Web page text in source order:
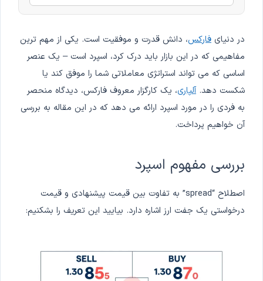
در دنیای فارکس، دانش قدرت و موفقیت است. یکی از مهم ترین
مفاهیمی که در این بازار باید درک کرد، اسپرد است – یک عنصر
اساسی که می تواند استراتژی معاملاتی شما را موفق کند یا
شکست دهد.آلپاری، یک کارگزار معروف فارکس، دیدگاه منحصر
به فردی را در مورد اسپرد ارائه می دهد که در این مقاله به بررسی
آن خواهیم پرداخت.
بررسی مفهوم اسپرد
اصطلاح “spread” به تفاوت بین قیمت پیشنهادی و قیمت
درخواستی یک جفت ارز اشاره دارد. بیایید این تعریف را بشکنیم: